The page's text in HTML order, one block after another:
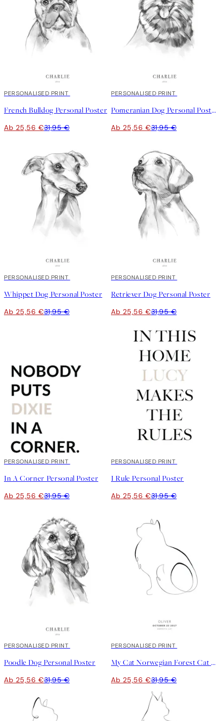
20%*
PERSONALISED PRINT
French Bulldog Personal Poster
Ab 25,56 €31,95 €
20%*
PERSONALISED PRINT
Pomeranian Dog Personal Poster
Ab 25,56 €31,95 €
20%*
PERSONALISED PRINT
Whippet Dog Personal Poster
Ab 25,56 €31,95 €
20%*
PERSONALISED PRINT
Retriever Dog Personal Poster
Ab 25,56 €31,95 €
20%*
PERSONALISED PRINT
In A Corner Personal Poster
Ab 25,56 €31,95 €
20%*
PERSONALISED PRINT
I Rule Personal Poster
Ab 25,56 €31,95 €
20%*
PERSONALISED PRINT
Poodle Dog Personal Poster
Ab 25,56 €31,95 €
20%*
PERSONALISED PRINT
My Cat Norwegian Forest Cat Personal Poster
Ab 25,56 €31,95 €